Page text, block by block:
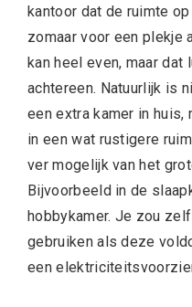
kantoor dat de ruimte
zomaar voor een plekje
kan heel even, maar
achtereen. Natuurlijk is
een extra kamer in huis,
in een wat rustigere
ver mogelijk van het
Bijvoorbeeld in de
hobbykamer. Je zou
gebruiken als deze
een